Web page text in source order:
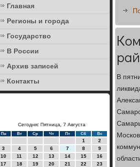
Главная
Регионы и города
Государство
В России
Архив записей
Контакты
Сегодня: Пятница, 7 Августа
Пн Вт Ср Чт Пт Сб Вс
1
2
3
4 5 6 7 8
9
10
11 12 13 14 15
16
17
18 19 20 21 22
23
В